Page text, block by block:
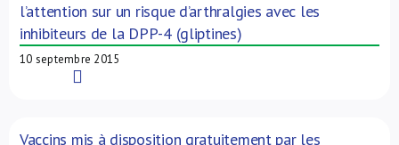
l’attention sur un risque d’arthralgies avec les
inhibiteurs de la DPP-4 (gliptines)
10 septembre 2015
Vaccins mis à disposition gratuitement par les